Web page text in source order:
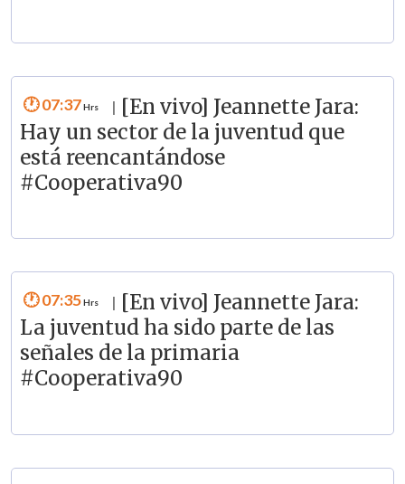
07:37
[En vivo] Jeannette Jara:
Hay un sector de la juventud que
está reencantándose
#Cooperativa90
07:35
[En vivo] Jeannette Jara:
La juventud ha sido parte de las
señales de la primaria
#Cooperativa90